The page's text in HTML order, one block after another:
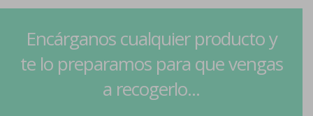
Encárganos cualquier producto y
te lo preparamos para que vengas
a recogerlo...